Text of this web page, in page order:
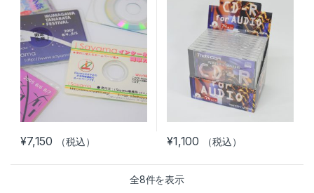
¥7,150 （税込） ¥1,100 （税込）
全8件を表示